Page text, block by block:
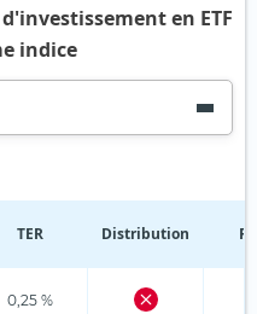
en ETF
indice
TER Distribution
0,25 %